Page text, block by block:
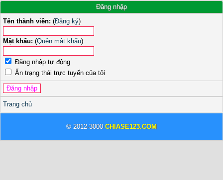
Đăng nhập
Tên thành viên: (Đăng ký)
Mật khẩu: (Quên mật khẩu)
Đăng nhập tự động
Ẩn trạng thái trực tuyến của tôi
Trang chủ
© 2012-3000 CHIASE123.COM